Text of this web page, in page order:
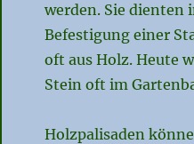
werden. Sie dienten
Befestigung einer
oft aus Holz. Heute
Stein oft im
Holzpalisaden